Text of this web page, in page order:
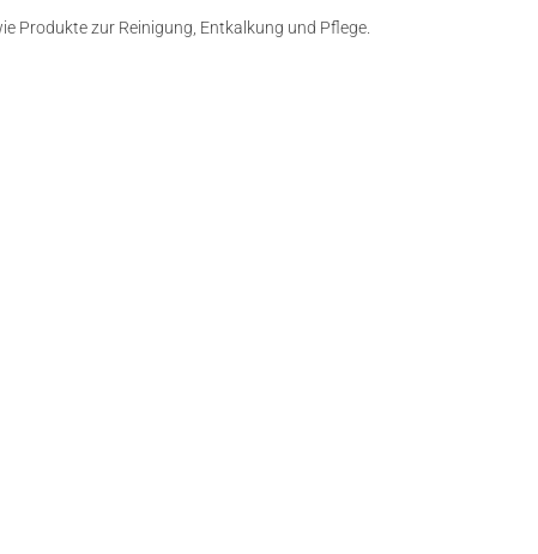
Produkte zur Reinigung, Entkalkung und Pflege.